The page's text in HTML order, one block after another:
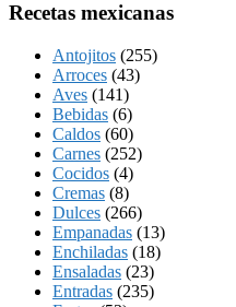
Recetas mexicanas
Antojitos (255)
Arroces (43)
Aves (141)
Bebidas (6)
Caldos (60)
Carnes (252)
Cocidos (4)
Cremas (8)
Dulces (266)
Empanadas (13)
Enchiladas (18)
Ensaladas (23)
Entradas (235)